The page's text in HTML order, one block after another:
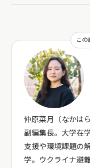
この
仲原菜月（なかは
副編集長。大学在
支援や環境課題の
学。ウクライナ避